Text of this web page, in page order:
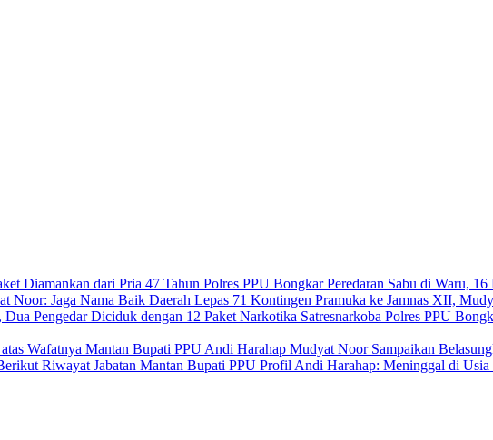
Polres PPU Bongkar Peredaran Sabu di Waru,
Lepas 71 Kontingen Pramuka ke Jamnas XII,
Satresnarkoba Polres PPU
Mudyat Noor Sampaikan
Profil Andi Harahap: Meninggal di